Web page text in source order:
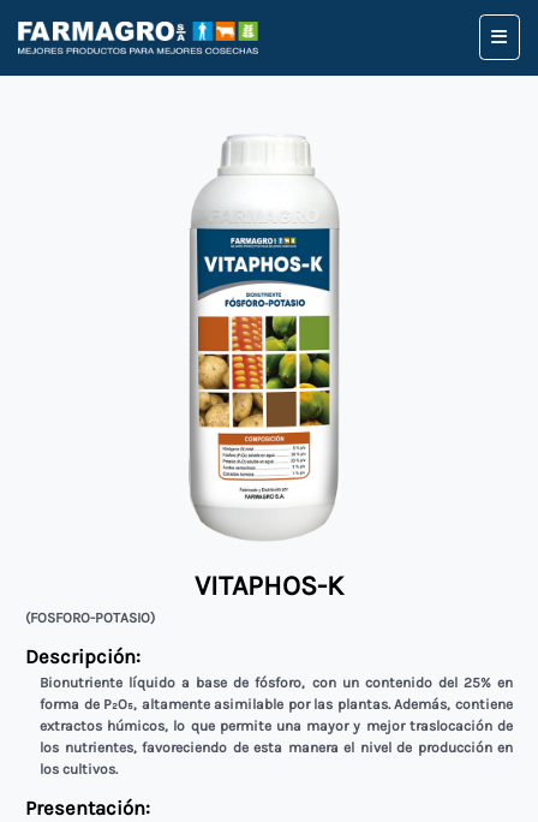
VITAPHOS-K
(FOSFORO-POTASIO)
Descripción:
Bionutriente líquido a base de fósforo, con un contenido del 25% en
forma de P₂O₅, altamente asimilable por las plantas. Además, contiene
extractos húmicos, lo que permite una mayor y mejor traslocación de
los nutrientes, favoreciendo de esta manera el nivel de producción en
los cultivos.
Presentación: